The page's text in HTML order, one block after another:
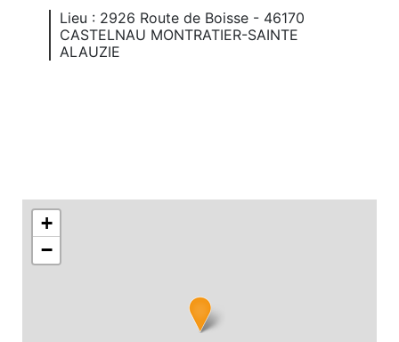
Lieu : 2926 Route de Boisse - 46170
CASTELNAU MONTRATIER-SAINTE
ALAUZIE
+
−